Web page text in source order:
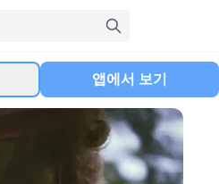
앱에서 보기